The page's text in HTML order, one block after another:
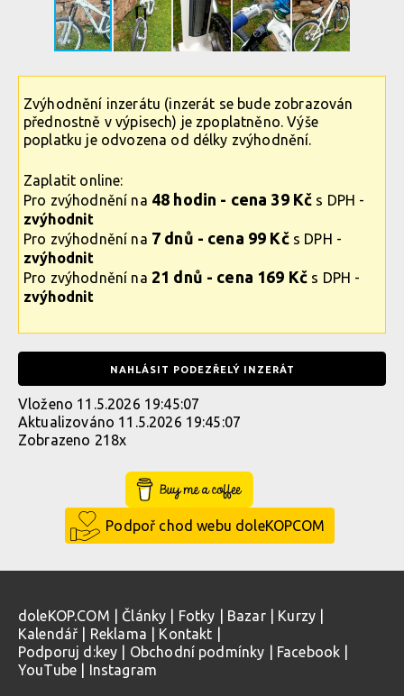
Zvýhodnění inzerátu (inzerát se bude zobrazován
přednostně v výpisech) je zpoplatněno. Výše
poplatku je odvozena od délky zvýhodnění.
Zaplatit online:
Pro zvýhodnění na 48 hodin - cena 39 Kč s DPH -
zvýhodnit
Pro zvýhodnění na 7 dnů - cena 99 Kčs DPH -
zvýhodnit
Pro zvýhodnění na 21 dnů - cena 169 Kč s DPH -
zvýhodnit
NAHLÁSIT PODEZŘELÝ INZERÁT
Vloženo 11.5.2026 19:45:07
Aktualizováno 11.5.2026 19:45:07
Zobrazeno 218x
Buy Me a Coffee
Podpoř chod webu doleKOPCOM
doleKOP.COM Články Fotky Bazar| Kurzy
Kalendář
Reklama Kontakt
Podporuj d:key
Obchodní podmínky Facebook
YouTube
Instagram